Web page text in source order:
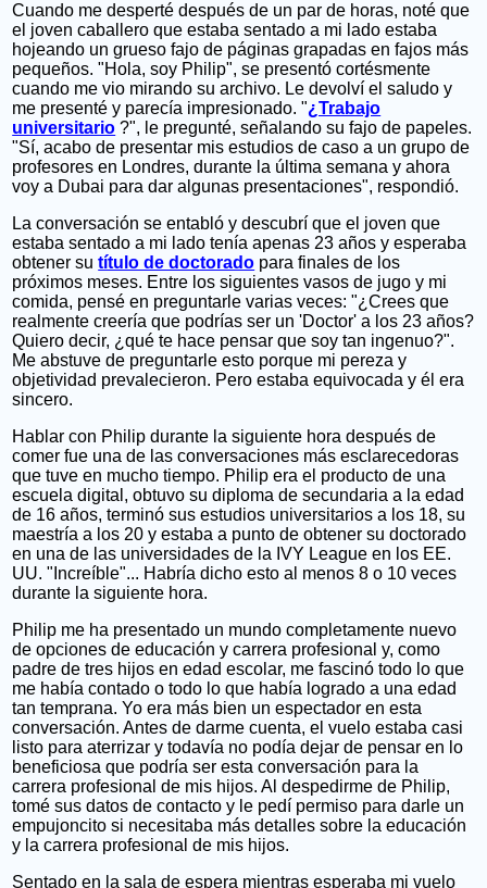
Cuando me desperté después de un par de horas, noté que
el joven caballero que estaba sentado a mi lado estaba
hojeando un grueso fajo de páginas grapadas en fajos más
pequeños. "Hola, soy Philip", se presentó cortésmente
cuando me vio mirando su archivo. Le devolví el saludo y
me presenté y parecía impresionado. "¿Trabajo
universitario ?", le pregunté, señalando su fajo de papeles.
"Sí, acabo de presentar mis estudios de caso a un grupo de
profesores en Londres, durante la última semana y ahora
voy a Dubai para dar algunas presentaciones", respondió.
La conversación se entabló y descubrí que el joven que
estaba sentado a mi lado tenía apenas 23 años y esperaba
obtener sutítulo de doctorado para finales de los
próximos meses. Entre los siguientes vasos de jugo y mi
comida, pensé en preguntarle varias veces: "¿Crees que
realmente creería que podrías ser un 'Doctor' a los 23 años?
Quiero decir, ¿qué te hace pensar que soy tan ingenuo?".
Me abstuve de preguntarle esto porque mi pereza y
objetividad prevalecieron. Pero estaba equivocada y él era
sincero.
Hablar con Philip durante la siguiente hora después de
comer fue una de las conversaciones más esclarecedoras
que tuve en mucho tiempo. Philip era el producto de una
escuela digital, obtuvo su diploma de secundaria a la edad
de 16 años, terminó sus estudios universitarios a los 18, su
maestría a los 20 y estaba a punto de obtener su doctorado
en una de las universidades de la IVY League en los EE.
UU. "Increíble"... Habría dicho esto al menos 8 o 10 veces
durante la siguiente hora.
Philip me ha presentado un mundo completamente nuevo
de opciones de educación y carrera profesional y, como
padre de tres hijos en edad escolar, me fascinó todo lo que
me había contado o todo lo que había logrado a una edad
tan temprana. Yo era más bien un espectador en esta
conversación. Antes de darme cuenta, el vuelo estaba casi
listo para aterrizar y todavía no podía dejar de pensar en lo
beneficiosa que podría ser esta conversación para la
carrera profesional de mis hijos. Al despedirme de Philip,
tomé sus datos de contacto y le pedí permiso para darle un
empujoncito si necesitaba más detalles sobre la educación
y la carrera profesional de mis hijos.
Sentado en la sala de espera mientras esperaba mi vuelo